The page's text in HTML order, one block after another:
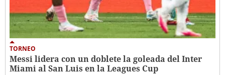
TORNEO
Messi lidera con un doblete la goleada del Inter
Miami al San Luis en la Leagues Cup